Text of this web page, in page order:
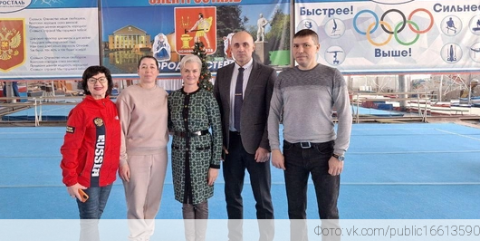
АФИША
поделиться
в разрезе истории города?
правда?
Фото:vk.com/